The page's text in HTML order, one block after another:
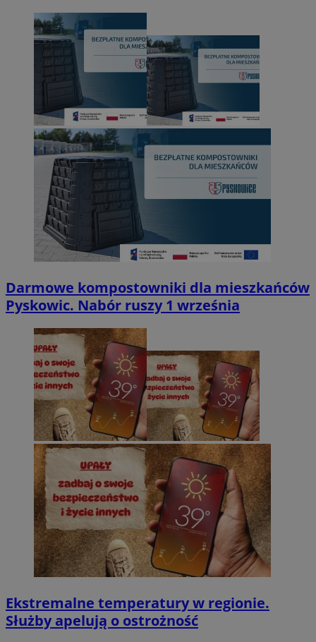
Darmowe kompostowniki dla mieszkańców
Pyskowic. Nabór ruszy 1 września
Ekstremalne temperatury w regionie.
Służby apelują o ostrożność